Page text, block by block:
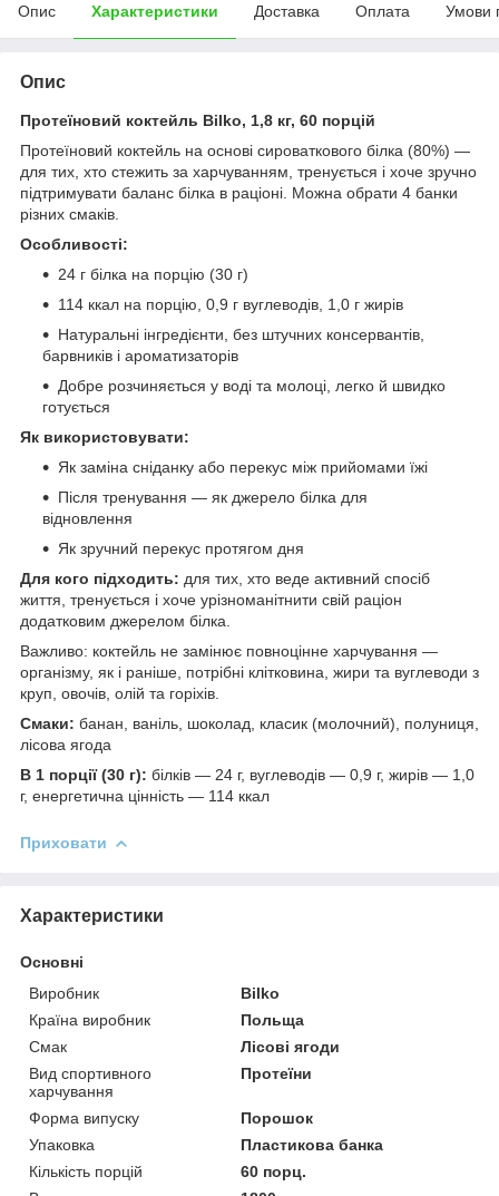
Опис Характеристики Доставка Оплата Умови
Опис
Протеїновий коктейль Bilko, 1,8 кг, 60 порцій
Протеїновий коктейль на основі сироваткового білка (80%) —
для тих, хто стежить за харчуванням, тренується і хоче зручно
підтримувати баланс білка в раціоні. Можна обрати 4 банки
різних смаків.
Особливості:
24 г білка на порцію (30 г)
114 ккал на порцію, 0,9 г вуглеводів, 1,0 г жирів
Натуральні інгредієнти, без штучних консервантів,
барвників і ароматизаторів
Добре розчиняється у воді та молоці, легко й швидко
готується
Як використовувати:
Як заміна сніданку або перекус між прийомами їжі
Після тренування — як джерело білка для
відновлення
Як зручний перекус протягом дня
Для кого підходить: для тих, хто веде активний спосіб
життя, тренується і хоче урізноманітнити свій раціон
додатковим джерелом білка.
Важливо: коктейль не замінює повноцінне харчування —
організму, як і раніше, потрібні клітковина, жири та вуглеводи з
круп, овочів, олій та горіхів.
Смаки: банан, ваніль, шоколад, класик (молочний), полуниця,
лісова ягода
В 1 порції (30 г): білків — 24 г, вуглеводів — 0,9 г, жирів — 1,0
г, енергетична цінність — 114 ккал
Приховати
Характеристики
Основні
Виробник
Bilko
Країна виробник
Польща
Смак
Лісові ягоди
Вид спортивного
харчування
Протеїни
Форма випуску
Порошок
Упаковка
Пластикова банка
Кількість порцій
60 порц.